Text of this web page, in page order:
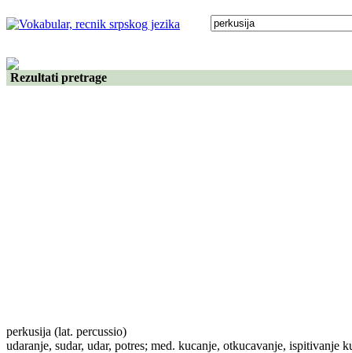
Rezultati pretrage
perkusija (lat. percussio)
udaranje, sudar, udar, potres; med. kucanje, otkucavanje, ispitivanje